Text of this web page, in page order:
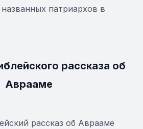
патриархов в
рассказа об
Аврааме
рассказ об Аврааме